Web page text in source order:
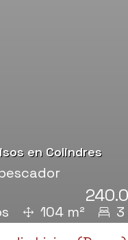
en Colindres
104 m² 3